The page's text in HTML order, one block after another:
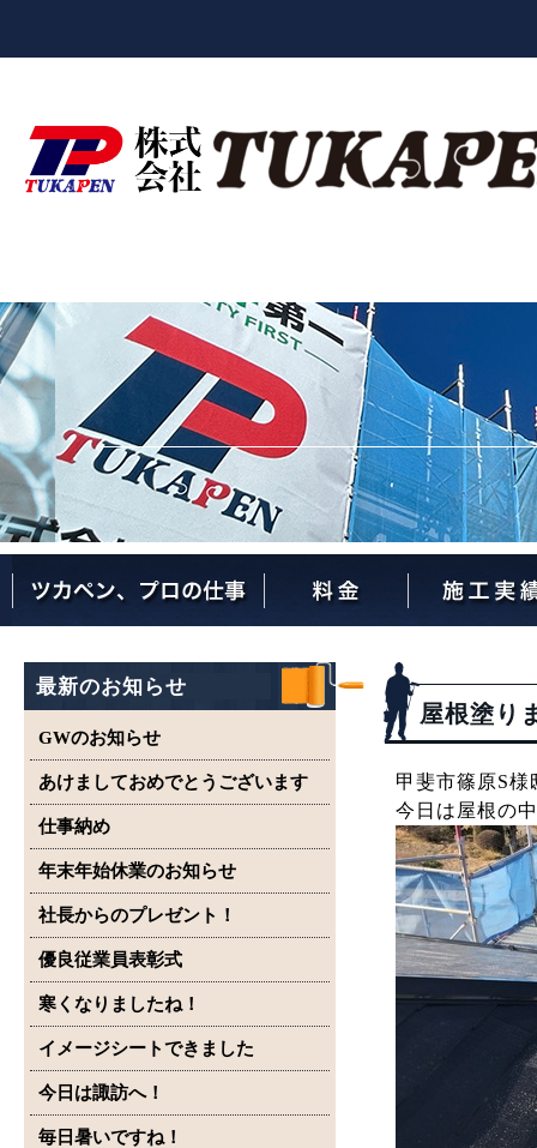
最新のお知らせ
GWのお知らせ
あけましておめでとうございます
仕事納め
年末年始休業のお知らせ
社長からのプレゼント！
優良従業員表彰式
寒くなりましたね！
イメージシートできました
今日は諏訪へ！
毎日暑いですね！
屋根塗り
甲斐市篠原S
今日は屋根の